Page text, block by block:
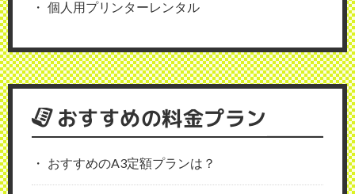
個人用プリンターレンタル
おすすめの料金プラン
おすすめのA3定額プランは？